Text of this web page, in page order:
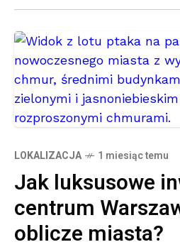
LOKALIZACJA 1 miesiąc temu
Jak luksusowe
centrum
oblicze miasta?